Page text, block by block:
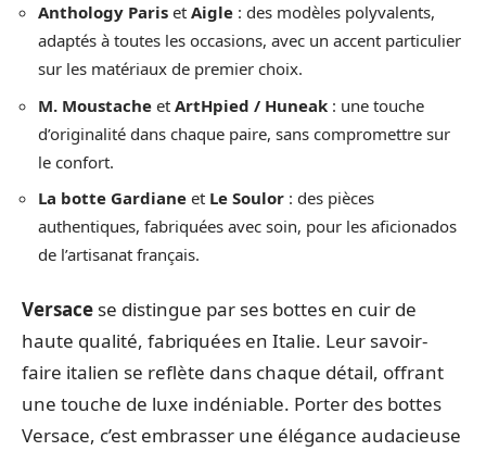
Anthology Paris et Aigle : des modèles polyvalents,
adaptés à toutes les occasions, avec un accent particulier
sur les matériaux de premier choix.
M. Moustache et ArtHpied / Huneak : une touche
d’originalité dans chaque paire, sans compromettre sur
le confort.
La botte Gardiane et Le Soulor : des pièces
authentiques, fabriquées avec soin, pour les aficionados
de l’artisanat français.
Versace se distingue par ses bottes en cuir de
haute qualité, fabriquées en Italie. Leur savoir-
faire italien se reflète dans chaque détail, offrant
une touche de luxe indéniable. Porter des bottes
Versace, c’est embrasser une élégance audacieuse